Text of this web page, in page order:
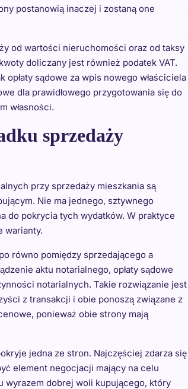
postanowią inaczej i zostaną one
od wartości nieruchomości oraz od taksy
doliczany jest również podatek VAT.
sądowe za wpis nowego właściciela
dla prawidłowego przygotowania się do
własności.
sprzedaży
przy sprzedaży mieszkania są
Nie ma jednego, sztywnego
do pokrycia tych wydatków. W praktyce
warianty.
równo pomiędzy sprzedającego a
aktu notarialnego, opłaty sądowe
notarialnych. Takie rozwiązanie jest
z transakcji i obie ponoszą związane z
ponieważ obie strony mają
jedna ze stron. Najczęściej zdarza się
element negocjacji mający na celu
wyrazem dobrej woli kupującego, który